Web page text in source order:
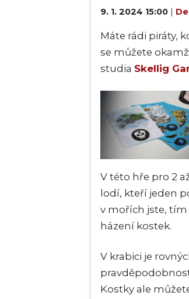
9. 1. 2024 15:00 |
Máte rádi piráty,
se můžete
studia Skellig
V této hře pro 2
lodí, kteří jeden
v mořích jste, tím
házení kostek.
V krabici je
Kostky ale